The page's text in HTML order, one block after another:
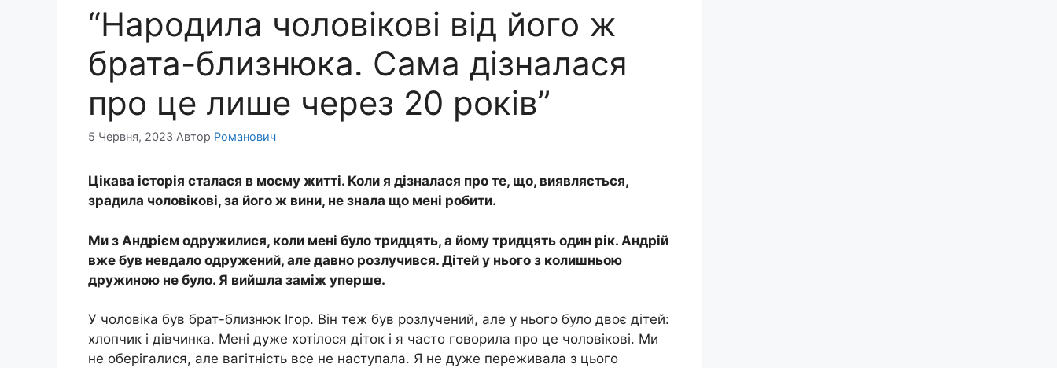
“Наpoдила чоловікові від його ж
брата-близнюка. Сама дізналася
про це лише через 20 років”
5 Червня, 2023 Автор Романович
Цікава історія сталася в моєму житті. Коли я дізналася про те, що, виявляється,
зрадила чоловікові, за його ж вини, не знала що мені робити.
Ми з Андрієм одружилися, коли мені було тридцять, а йому тридцять один рік. Андрій
вже був невдало одружений, але давно розлучився. Дітей у нього з колишньою
дружиною не було. Я вийшла заміж уперше.
У чоловіка був брат-близнюк Ігор. Він теж був розлучений, але у нього було двоє дітей:
хлопчик і дівчинка. Мені дуже хотілося діток і я часто говорила про це чоловікові. Ми
не оберігалися, але вaгiтність все не наступала. Я не дуже переживала з цього